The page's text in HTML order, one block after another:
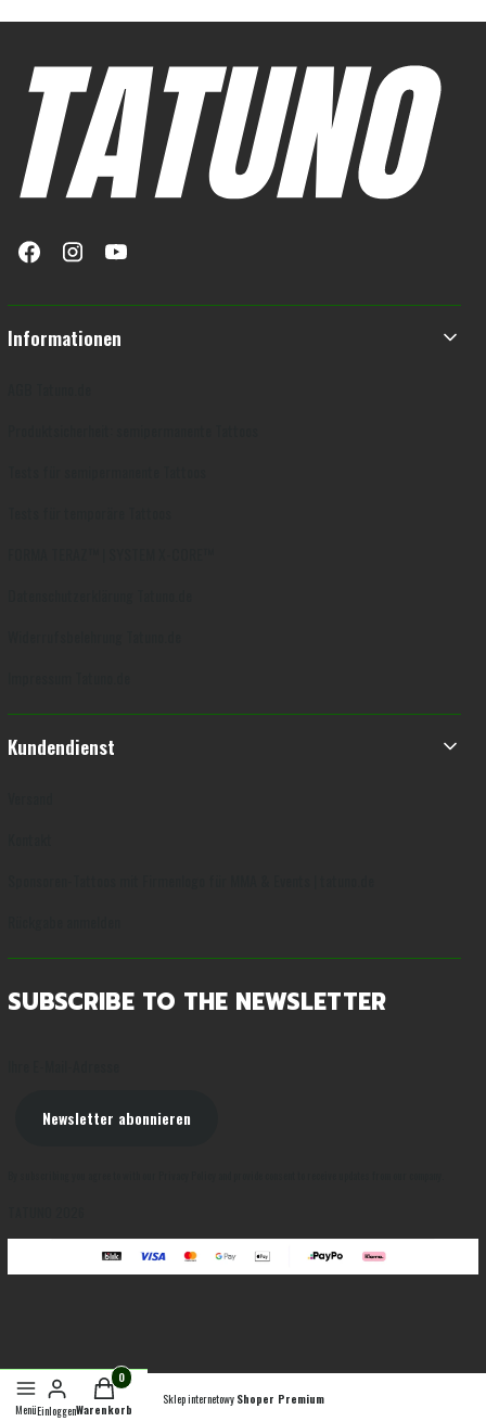
Fußzeilenmenü
Informationen
Kundendienst
SUBSCRIBE TO THE NEWSLETTER
Newsletter abonnieren
Sklep internetowy Shoper Premium
MenüEinloggenWarenkorb